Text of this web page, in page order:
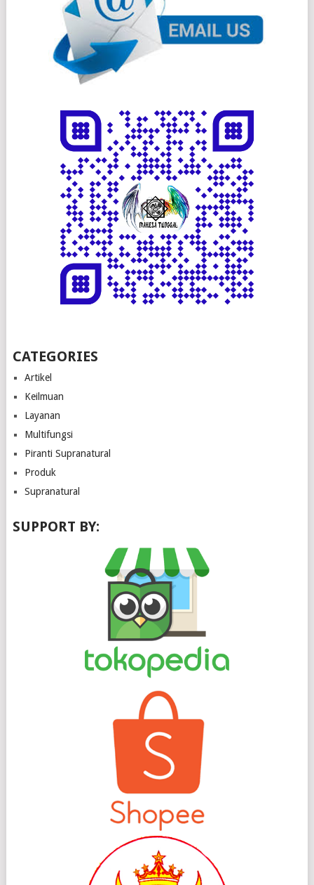
CATEGORIES
Artikel
Keilmuan
Layanan
Multifungsi
Piranti Supranatural
Produk
Supranatural
SUPPORT BY: